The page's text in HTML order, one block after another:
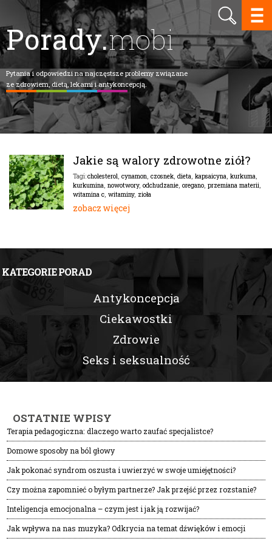
Porady.mobi
Pytania i odpowiedzi na najczęstsze problemy związane
ze zdrowiem, dietą, lekami i antykoncepcją.
Jakie są walory zdrowotne ziół?
Tagi:cholesterol, cynamon, czosnek, dieta, kapsaicyna, kurkuma,
kurkumina, nowotwory, odchudzanie, oregano, przemiana materii,
witamina c, witaminy, zioła
zobacz więcej
KATEGORIE PORAD
Antykoncepcja
Ciekawostki
Zdrowie
Seks i seksualność
OSTATNIE WPISY
Terapia pedagogiczna: dlaczego warto zaufać specjalistce?
Domowe sposoby na ból głowy
Jak pokonać syndrom oszusta i uwierzyć w swoje umiejętności?
Czy można zapomnieć o byłym partnerze? Jak przejść przez rozstanie?
Inteligencja emocjonalna – czym jest i jak ją rozwijać?
Jak wpływa na nas muzyka? Odkrycia na temat dźwięków i emocji